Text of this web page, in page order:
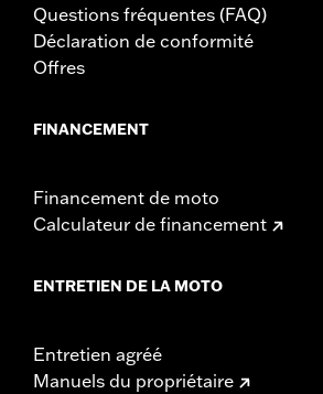
Questions fréquentes (FAQ)
Déclaration de conformité
Offres
FINANCEMENT
Financement de moto
Calculateur de financement
ENTRETIEN DE LA MOTO
Entretien agréé
Manuels du propriétaire